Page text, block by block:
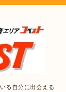
る自分に出会える